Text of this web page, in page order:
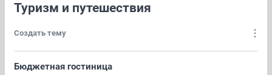
Туризм и путешествия
Создать тему
Бюджетная гостиница